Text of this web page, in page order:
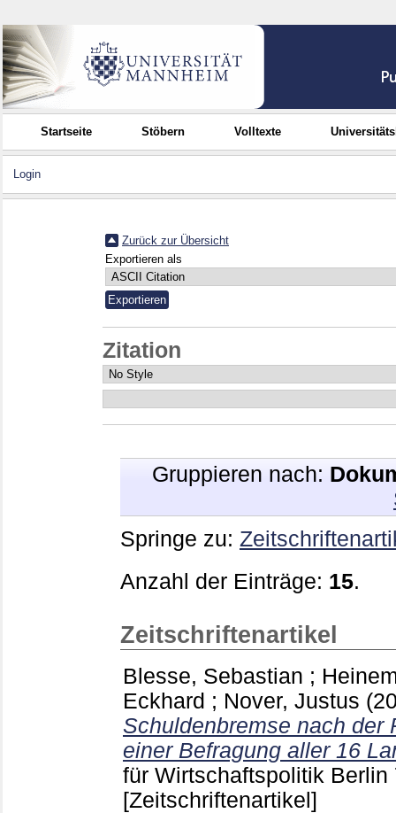
Startseite Stöbern Volltexte
Login
Zurück zur Übersicht
Exportieren als
Zitation
Gruppieren nach:
Springe zu:
Anzahl der Einträge: 15.
Zeitschriftenartikel
Blesse, Sebastian ;
Eckhard ; Nover, Justus
Schuldenbremse nach der
einer Befragung aller 16
für Wirtschaftspolitik Berlin
[Zeitschriftenartikel]